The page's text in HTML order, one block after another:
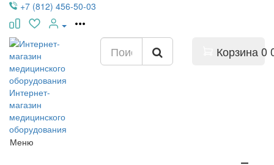
+7 (812) 456-50-03
Интернет-
магазин
медицинского
оборудования
Корзина 0
Меню